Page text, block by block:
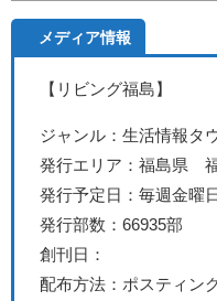
メディア情報
【リビング福島】
ジャンル：生活情報タ
発行エリア：福島県
発行予定日：毎週金曜日
発行部数：66935部
創刊日：
配布方法：ポスティン